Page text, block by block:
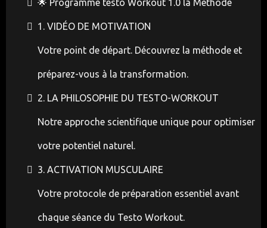
🌟 Programme testo Workout 1.0 la Methode
1. VIDÉO DE MOTIVATION
Votre point de départ. Découvrez la méthode et
préparez-vous à la transformation.
2. LA PHILOSOPHIE DU TESTO-WORKOUT
Notre approche scientifique unique pour optimiser
votre potentiel naturel.
3. ACTIVATION MUSCULAIRE
Votre protocole de préparation essentiel avant
chaque séance du Testo Workout.